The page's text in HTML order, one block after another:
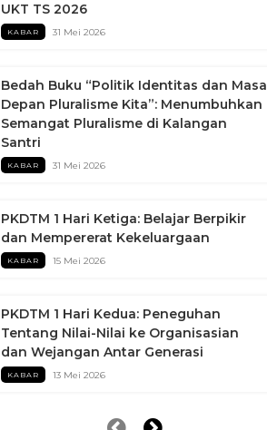
UKT TS 2026
KABAR 31 Mei 2026
Bedah Buku “Politik Identitas dan Masa
Depan Pluralisme Kita”: Menumbuhkan
Semangat Pluralisme di Kalangan
Santri
KABAR 31 Mei 2026
PKDTM 1 Hari Ketiga: Belajar Berpikir
dan Mempererat Kekeluargaan
KABAR 15 Mei 2026
PKDTM 1 Hari Kedua: Peneguhan
Tentang Nilai-Nilai ke Organisasian
dan Wejangan Antar Generasi
KABAR 13 Mei 2026